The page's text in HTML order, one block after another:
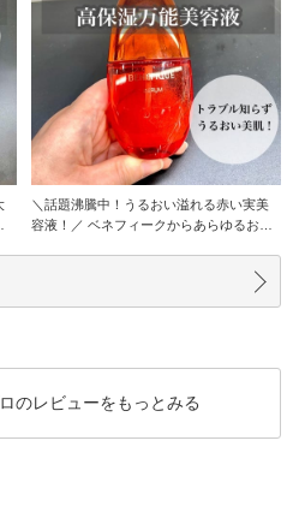
＼話題沸騰中！うるおい溢れる赤い実美
容液！／ ベネフィークからあらゆるお肌
のレビューをもっとみる